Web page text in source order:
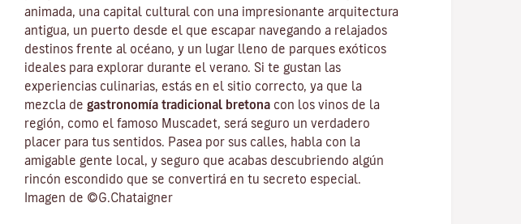
animada, una capital cultural con una impresionante arquitectura
antigua, un puerto desde el que escapar navegando a relajados
destinos frente al océano, y un lugar lleno de parques exóticos
ideales para explorar durante el verano. Si te gustan las
experiencias culinarias, estás en el sitio correcto, ya que la
mezcla de gastronomía tradicional bretona con los vinos de la
región, como el famoso Muscadet , será seguro un verdadero
placer para tus sentidos. Pasea por sus calles, habla con la
amigable gente local, y seguro que acabas descubriendo algún
rincón escondido que se convertirá en tu secreto especial.
Imagen de ©G.Chataigner